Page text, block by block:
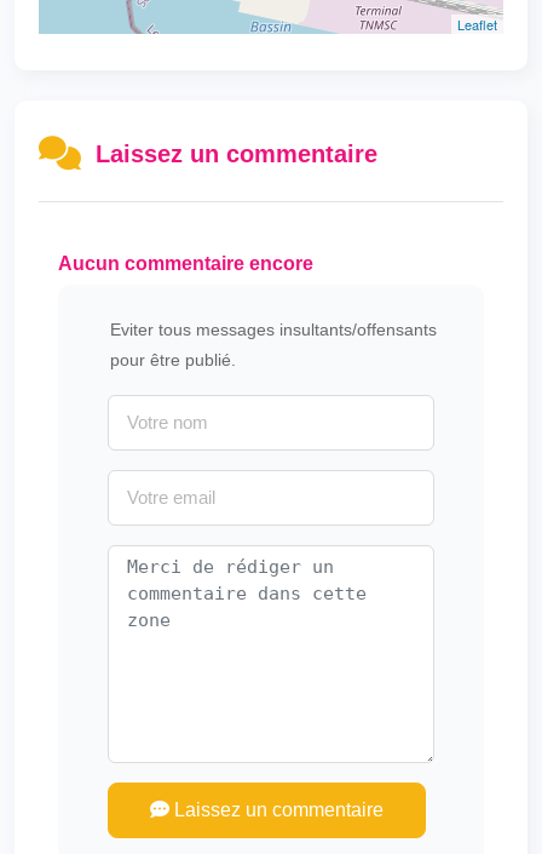
Leaflet
Laissez un commentaire
Aucun commentaire encore
Eviter tous messages insultants/offensants
pour être publié.
Laissez un commentaire